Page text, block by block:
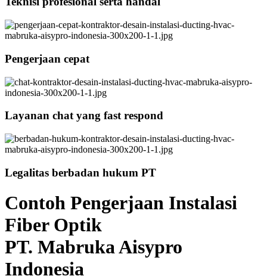
Pengerjaan cepat
Layanan chat yang fast respond
Legalitas berbadan hukum PT
Contoh Pengerjaan Instalasi
Fiber Optik
PT. Mabruka Aisypro
Indonesia